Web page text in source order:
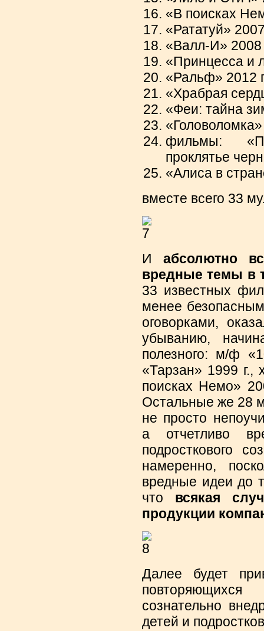
«В поисках
«Рататуй»
«Валл-И» 2008
«Принцесса и
«Ральф» 2012
«Храбрая
«Феи: тайна
«Головоломка»
фильмы:
проклятье
«Алиса в
вместе всего 33
Иабсолютно
вредные темы в
33 известных
менее
оговорками,
убыванию,
полезного: м/ф
«Тарзан» 1999
поисках Немо»
Остальные же 28
не просто
а отчетливо
подросткового
намеренно,
вредные идеи до
что всякая
продукции
Далее будет
сознательно
детей и